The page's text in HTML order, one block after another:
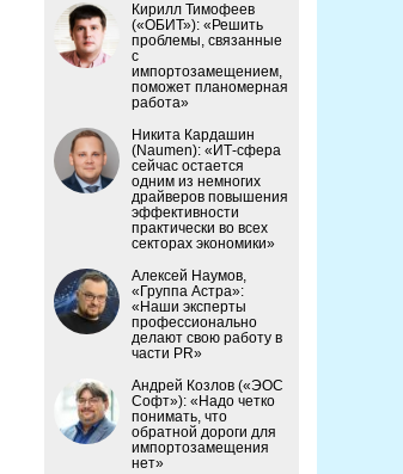
Кирилл Тимофеев
(«ОБИТ»): «Решить
проблемы, связанные
с
импортозамещением,
поможет планомерная
работа»
Никита Кардашин
(Naumen): «ИТ-сфера
сейчас остается
одним из немногих
драйверов повышения
эффективности
практически во всех
секторах экономики»
Алексей Наумов,
«Группа Астра»:
«Наши эксперты
профессионально
делают свою работу в
части PR»
Андрей Козлов («ЭОС
Софт»): «Надо четко
понимать, что
обратной дороги для
импортозамещения
нет»